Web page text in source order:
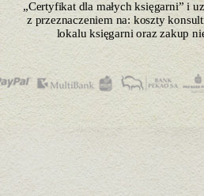
„Certyfikat dla małych księgarni” i
z przeznaczeniem na: koszty
lokalu księgarni oraz zakup